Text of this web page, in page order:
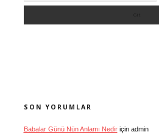
SON YORUMLAR
Babalar Günü Nün Anlamı Nediriçin admin